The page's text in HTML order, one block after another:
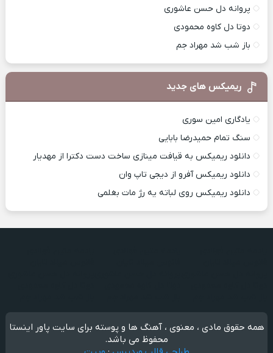
پروانه دل حسن عاشوری
دوتا دل کاوه محمودی
باز شب شد مهراد جم
ریمیکس های جدید
یادگاری امین سوری
سنگ تمام حمیدرضا بابایی
دانلود ریمیکس به قیافت مینازی ساخت دست دکترا از مهدیار
دانلود ریمیکس آفرو از ديجی تاپ وان
دانلود ریمیکس روی لباته یه رژ مات بغلمی
همه حقوق مادی ، معنوی ، آهنگ ها و پوسته برای سایت پاور اینستا
محفوظ می باشد.